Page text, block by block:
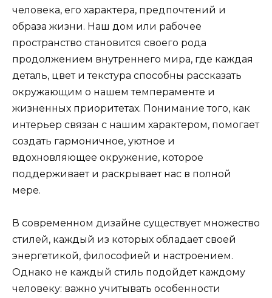
человека, его характера, предпочтений и
образа жизни. Наш дом или рабочее
пространство становится своего рода
продолжением внутреннего мира, где каждая
деталь, цвет и текстура способны рассказать
окружающим о нашем темпераменте и
жизненных приоритетах. Понимание того, как
интерьер связан с нашим характером, помогает
создать гармоничное, уютное и
вдохновляющее окружение, которое
поддерживает и раскрывает нас в полной
мере.
В современном дизайне существует множество
стилей, каждый из которых обладает своей
энергетикой, философией и настроением.
Однако не каждый стиль подойдет каждому
человеку: важно учитывать особенности